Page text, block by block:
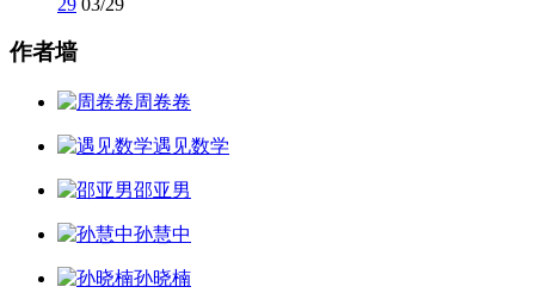
作者墙
周卷卷
遇见数学
邵亚男
孙慧中
孙晓楠